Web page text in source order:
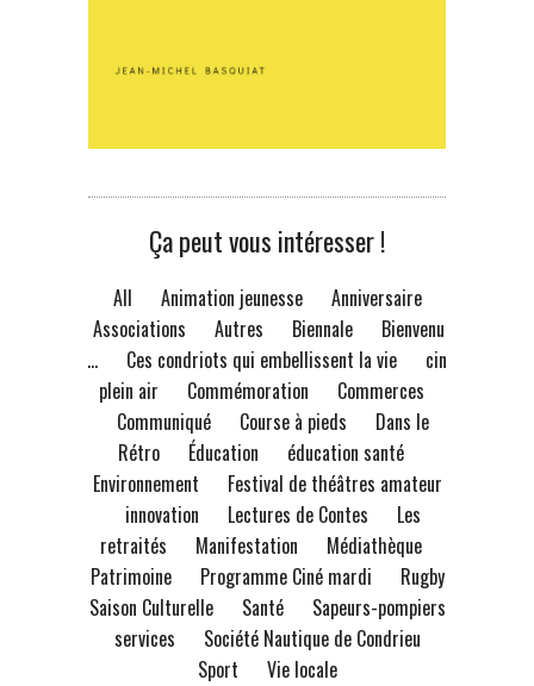
Ça peut vous intéresser !
All Animation jeunesse
Anniversaire
Associations
Autres Biennale
Bienvenue
à...
Ces condriots qui embellissent la vie
ciné
plein air
Commémoration
Commerces
Communiqué
Course à pieds
Dans le
Rétro
Éducation
éducation santé
Environnement
Festival de théâtres amateur
innovation
Lectures de Contes
Les
retraités
Manifestation
Médiathèque
Patrimoine
Programme Ciné mardi
Rugby
Saison Culturelle
Santé
Sapeurs-pompiers
services
Société Nautique de Condrieu
Sport
Vie locale